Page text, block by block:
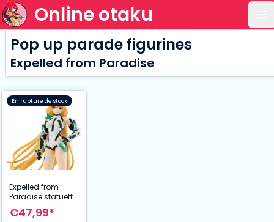
Online otaku
Pop up parade figurines
Expelled from Paradise
En rupture de stock
Expelled from
Paradise statuette
PVC Pop Up
Parade Angela
€47,99*